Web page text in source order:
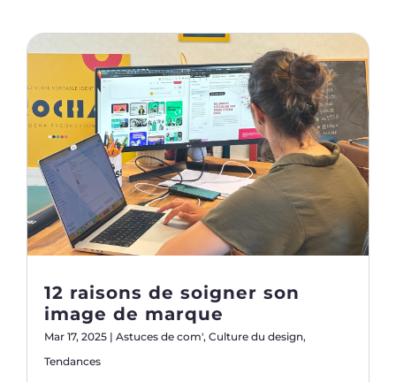
12 raisons de soigner son
image de marque
Mar 17, 2025 | Astuces de com', Culture du design,
Tendances